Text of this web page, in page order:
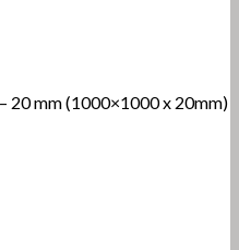
20 mm (1000×1000 x 20mm)